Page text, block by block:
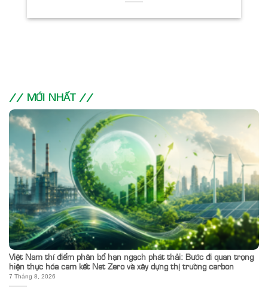
// MỚI NHẤT //
Việt Nam thí điểm phân bổ hạn ngạch phát thải: Bước đi quan trọng
hiện thực hóa cam kết Net Zero và xây dựng thị trường carbon
7 Tháng 8, 2026